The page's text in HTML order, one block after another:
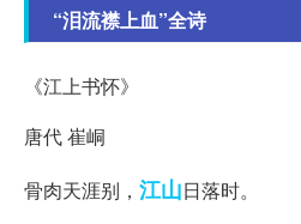
“泪流襟上血”全诗
《江上书怀》
唐代 崔峒
骨肉天涯别， 江山日落时。